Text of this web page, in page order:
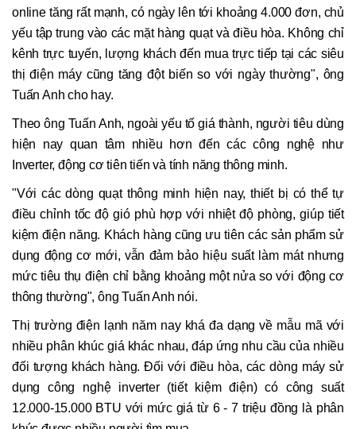
online tăng rất mạnh, có ngày lên tới khoảng 4.000 đơn, chủ
yếu tập trung vào các mặt hàng quạt và điều hòa. Không chỉ
kênh trực tuyến, lượng khách đến mua trực tiếp tại các siêu
thị điện máy cũng tăng đột biến so với ngày thường", ông
Tuấn Anh cho hay.
Theo ông Tuấn Anh, ngoài yếu tố giá thành, người tiêu dùng
hiện nay quan tâm nhiều hơn đến các công nghệ như
Inverter, động cơ tiên tiến và tính năng thông minh.
"Với các dòng quạt thông minh hiện nay, thiết bị có thể tự
điều chỉnh tốc độ gió phù hợp với nhiệt độ phòng, giúp tiết
kiệm điện năng. Khách hàng cũng ưu tiên các sản phẩm sử
dụng động cơ mới, vẫn đảm bảo hiệu suất làm mát nhưng
mức tiêu thụ điện chỉ bằng khoảng một nửa so với động cơ
thông thường", ông Tuấn Anh nói.
Thị trường điện lạnh năm nay khá đa dạng về mẫu mã với
nhiều phân khúc giá khác nhau, đáp ứng nhu cầu của nhiều
đối tượng khách hàng. Đối với điều hòa, các dòng máy sử
dụng công nghệ inverter (tiết kiệm điện) có công suất
12.000-15.000 BTU với mức giá từ 6 - 7 triệu đồng là phân